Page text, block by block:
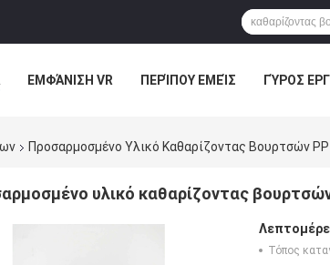
ΕΜΦΆΝΙΣΗ VR ΠΕΡΊΠΟΥ ΕΜΕΊΣ ΓΎΡΟΣ
Προσαρμοσμένο Υλικό Καθαρίζοντας Βουρτσών
υλικό καθαρίζοντας
Τόπος